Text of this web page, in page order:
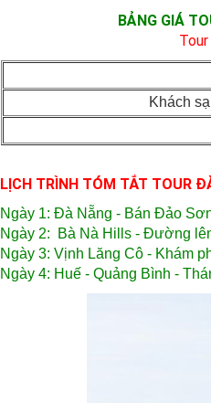
BẢNG GIÁ
Khách
LỊCH TRÌNH TÓM TẮT TOUR
Ngày 1: Đà Nẵng - Bán Đảo
Ngày 2: Bà Nà Hills - Đường
Ngày 3: Vịnh Lăng Cô - Khám
Ngày 4: Huế - Quảng Bình -